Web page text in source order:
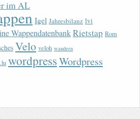
im AL
Igel Jahresbilanz lvi
WappendatenbankRietstap Rom
Velo veloh wandern
wordpressWordpress